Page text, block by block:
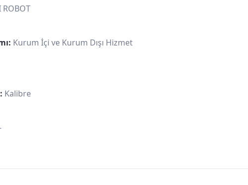
ROBOT
Kurum İçi ve Kurum Dışı Hizmet
Kalibre